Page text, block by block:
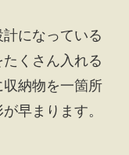
になっている
くさん入れる
納物を一箇所
早まります。